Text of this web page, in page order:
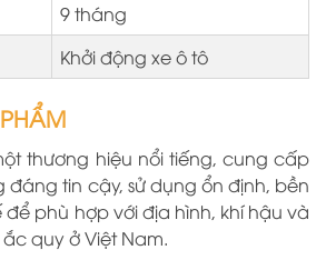
9 tháng
Khởi động xe ô tô
thương hiệu nổi tiếng, cung cấp
đáng tin cậy, sử dụng ổn định, bền
phù hợp với địa hình, khí hậu và
quy ở Việt Nam.